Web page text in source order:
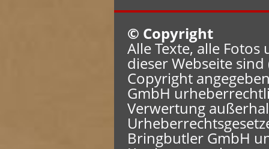
© Copyright
Alle Texte, alle
dieser Webseite
Copyright
GmbH
Verwertung
Bringbutler GmbH